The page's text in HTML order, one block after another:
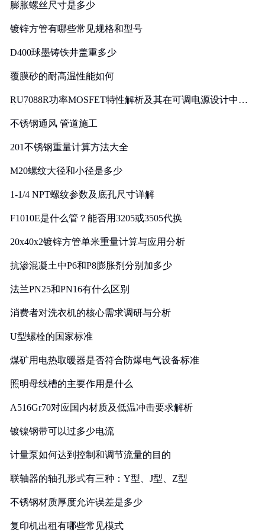
膨胀螺丝尺寸是多少
镀锌方管有哪些常见规格和型号
D400球墨铸铁井盖重多少
覆膜砂的耐高温性能如何
RU7088R功率MOSFET特性解析及其在可调电源设计中的
不锈钢通风 管道施工
201不锈钢重量计算方法大全
M20螺纹大径和小径是多少
1-1/4 NPT螺纹参数及底孔尺寸详解
F1010E是什么管？能否用3205或3505代换
20x40x2镀锌方管单米重量计算与应用分析
抗渗混凝土中P6和P8膨胀剂分别加多少
法兰PN25和PN16有什么区别
消费者对洗衣机的核心需求调研与分析
U型螺栓的国家标准
煤矿用电热取暖器是否符合防爆电气设备标准
照明母线槽的主要作用是什么
A516Gr70对应国内材质及低温冲击要求解析
镀镍钢带可以过多少电流
计量泵如何达到控制和调节流量的目的
联轴器的轴孔形式有三种：Y型、J型、Z型
不锈钢材质厚度允许误差是多少
复印机出租有哪些常见模式